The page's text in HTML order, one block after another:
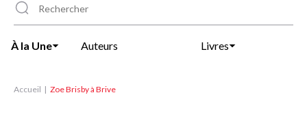
À la Une Auteurs Livres
Accueil Zoe Brisby à Brive